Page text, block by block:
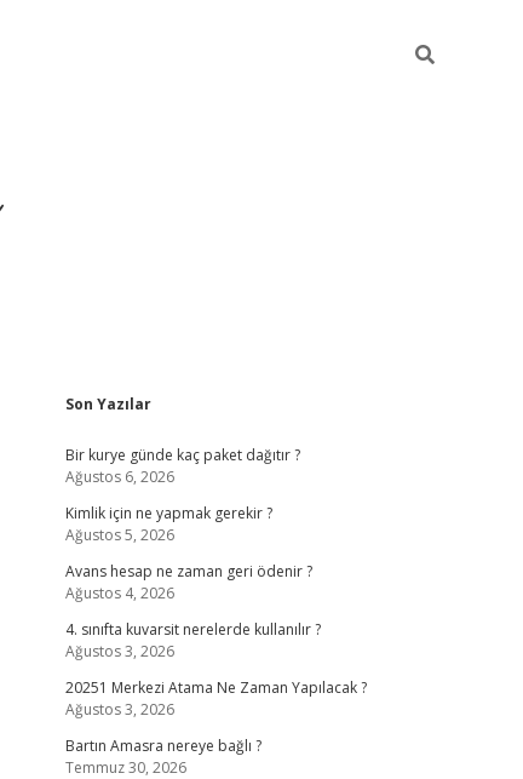
Sidebar
Son Yazılar
Bir kurye günde kaç paket dağıtır ?
Ağustos 6, 2026
Kimlik için ne yapmak gerekir ?
Ağustos 5, 2026
Avans hesap ne zaman geri ödenir ?
Ağustos 4, 2026
4. sınıfta kuvarsit nerelerde kullanılır ?
Ağustos 3, 2026
20251 Merkezi Atama Ne Zaman Yapılacak ?
Ağustos 3, 2026
Bartın Amasra nereye bağlı ?
Temmuz 30, 2026